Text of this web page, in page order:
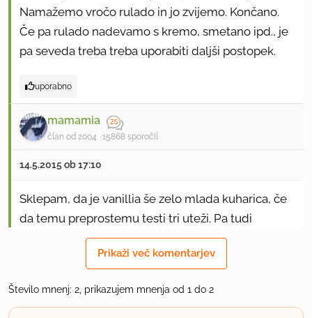
Namažemo vročo rulado in jo zvijemo. Končano.
Če pa rulado nadevamo s kremo, smetano ipd., je
pa seveda treba treba uporabiti daljši postopek.
uporabno
mamamia
član od 2004 15868 sporočil
14.5.2015 ob 17:10
Sklepam, da je vanillia še zelo mlada kuharica, če
da temu preprostemu testi tri uteži. Pa tudi
receptov za rulado je tu že nič koliko.
uporabno
Prikaži več komentarjev
Število mnenj: 2, prikazujem mnenja od 1 do 2